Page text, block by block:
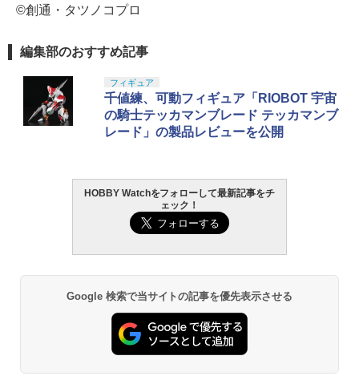
©創通・タツノコプロ
編集部のおすすめ記事
フィギュア
千値練、可動フィギュア「RIOBOT 宇宙
の騎士テッカマンブレード テッカマンブ
レード」の製品レビューを公開
HOBBY Watchをフォローして最新記事をチ
ェック！
Google 検索で当サイトの記事を優先表示させる